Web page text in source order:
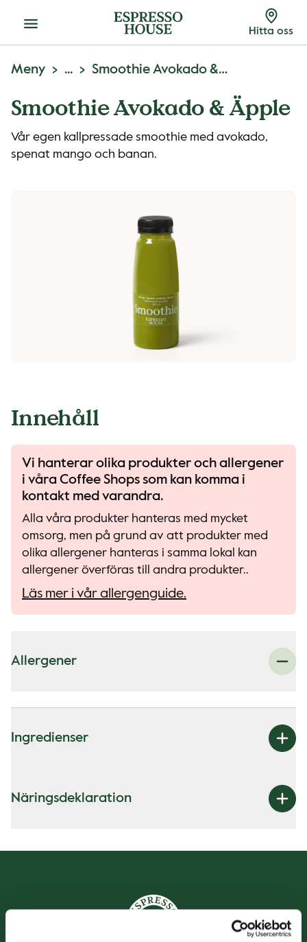
Meny Hitta oss
Meny ... Smoothie Avokado & Äpple
Smoothie Avokado & Äpple
Vår egen kallpressade smoothie med avokado,
spenat mango och banan.
Innehåll
Vi hanterar olika produkter och allergener
i våra Coffee Shops som kan komma i
kontakt med varandra.
Alla våra produkter hanteras med mycket
omsorg, men på grund av att produkter med
olika allergener hanteras i samma lokal kan
allergener överföras till andra produkter..
Läs mer i vår allergenguide.
Allergener
Ingredienser
Näringsdeklaration